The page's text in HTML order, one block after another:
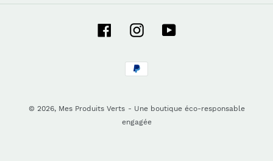
FacebookInstagramYouTube
Moyens
de
© 2026, Mes Produits Verts - Une boutique éco-responsable
engagée